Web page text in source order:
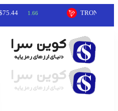
1.66 TRON : $0.33